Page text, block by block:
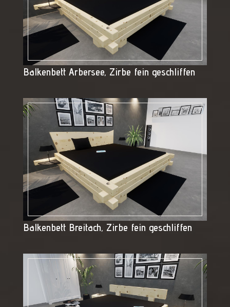
Balkenbett Arbersee, Zirbe fein geschliffen
Balkenbett Breitach, Zirbe fein geschliffen